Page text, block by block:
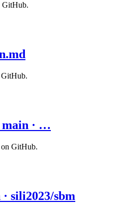
GitHub.
GitHub.
· …
on GitHub.
sili2023/sbm